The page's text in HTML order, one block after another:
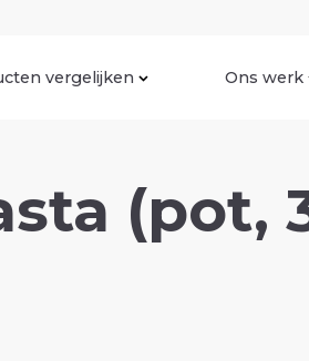
vergelijken Ons werk
(pot,